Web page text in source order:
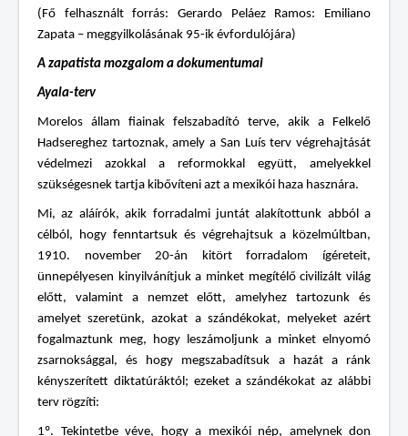
(Fő felhasznált forrás: Gerardo Peláez Ramos: Emiliano
Zapata – meggyilkolásának 95-ik évfordulójára)
A zapatista mozgalom a dokumentumai
Ayala-terv
Morelos állam fiainak felszabadító terve, akik a Felkelő
Hadsereghez tartoznak, amely a San Luís terv végrehajtását
védelmezi azokkal a reformokkal együtt, amelyekkel
szükségesnek tartja kibővíteni azt a mexikói haza hasznára.
Mi, az aláírók, akik forradalmi juntát alakítottunk abból a
célból, hogy fenntartsuk és végrehajtsuk a közelmúltban,
1910. november 20-án kitört forradalom ígéreteit,
ünnepélyesen kinyilvánítjuk a minket megítélő civilizált világ
előtt, valamint a nemzet előtt, amelyhez tartozunk és
amelyet szeretünk, azokat a szándékokat, melyeket azért
fogalmaztunk meg, hogy leszámoljunk a minket elnyomó
zsarnoksággal, és hogy megszabadítsuk a hazát a ránk
kényszerített diktatúráktól; ezeket a szándékokat az alábbi
terv rögzíti:
1º. Tekintetbe véve, hogy a mexikói nép, amelynek don